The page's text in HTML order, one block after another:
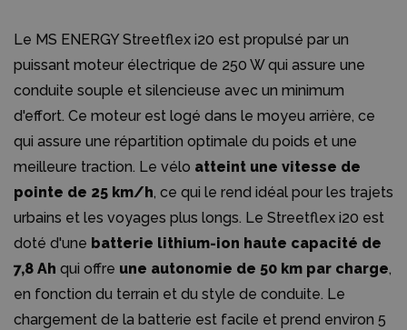
Le MS ENERGY Streetflex i20 est propulsé par un
puissant moteur électrique de 250 W qui assure une
conduite souple et silencieuse avec un minimum
d'effort. Ce moteur est logé dans le moyeu arrière, ce
qui assure une répartition optimale du poids et une
meilleure traction. Le vélo atteint une vitesse de
pointe de 25 km/h, ce qui le rend idéal pour les trajets
urbains et les voyages plus longs. Le Streetflex i20 est
doté d'une batterie lithium-ion haute capacité de
7,8 Ah qui offre une autonomie de 50 km par charge,
en fonction du terrain et du style de conduite. Le
chargement de la batterie est facile et prend environ 5